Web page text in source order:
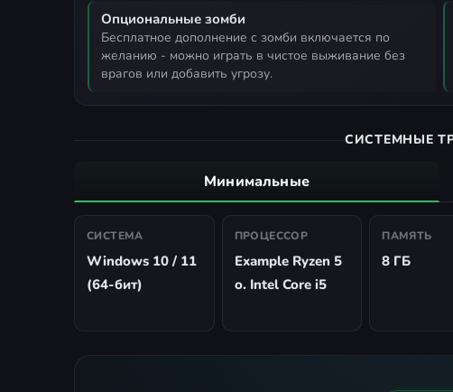
Опциональные зомби
бесплатное дополнение с зомби включается по
желанию - можно играть в чистое выживание без
врагов или добавить угрозу.
СИСТЕМНЫЕ
Минимальные
СИСТЕМА
Windows 10 / 11
(64-бит)
ПРОЦЕССОР
Example Ryzen 5
o. Intel Core i5
ПАМЯТЬ
8 ГБ